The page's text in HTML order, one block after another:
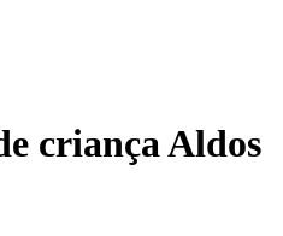
criança Aldos